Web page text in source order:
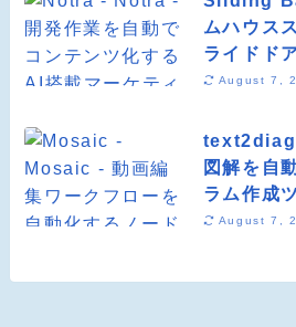
ムハウス
ライドド
August 7,
図解を自
ラム作成
August 7,